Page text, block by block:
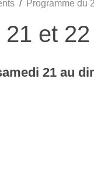
Programme du
et
21au